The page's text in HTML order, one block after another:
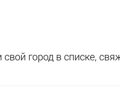
город в списке,